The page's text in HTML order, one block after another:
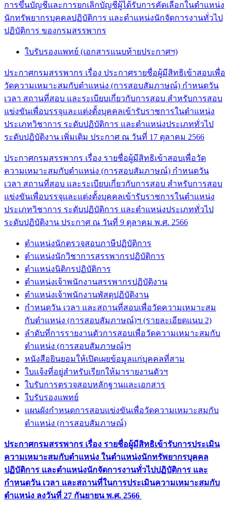
การขึ้นบัญชีและการยกเลิกบัญชีผู้ได้รับการคัดเลือกในตำแหน่ง
นักทรัพยากรบุคคลปฏิบัติการ และตำแหน่งนักจัดการงานทั่วไป
ปฏิบัติการ ของกรมสรรพากร
ใบรับรองแพทย์ (เอกสารแนบท้ายประกาศฯ)
ประกาศกรมสรรพากร เรื่อง ประกาศรายชื่อผู้มีสิทธิเข้าสอบเพื่อ
วัดความเหมาะสมกับตำแหน่ง (การสอบสัมภาษณ์) กำหนดวัน
เวลา สถานที่สอบ และระเบียบเกี่ยวกับการสอบ สำหรับการสอบ
แข่งขันเพื่อบรรจุและแต่งตั้งบุคคลเข้ารับราชการในตำแหน่ง
ประเภทวิชาการ ระดับปฏิบัติการ และตำแหน่งประเภททั่วไป
ระดับปฏิบัติงาน เพิ่มเติม ประกาศ ณ วันที่ 17 ตุลาคม 2566
ประกาศกรมสรรพากร เรื่อง รายชื่อผู้มีสิทธิเข้าสอบเพื่อวัด
ความเหมาะสมกับตำแหน่ง (การสอบสัมภาษณ์) กำหนดวัน
เวลา สถานที่สอบ และระเบียบเกี่ยวกับการสอบ สำหรับการสอบ
แข่งขันเพื่อบรรจุและแต่งตั้งบุคคลเข้ารับราชการในตำแหน่ง
ประเภทวิชาการ ระดับปฏิบัติการ และตำแหน่งประเภททั่วไป
ระดับปฏิบัติงาน ประกาศ ณ วันที่ 9 ตุลาคม พ.ศ. 2566
ตำแหน่งนักตรวจสอบภาษีปฏิบัติการ
ตำแหน่งนักวิชาการสรรพากรปฏิบัติการ
ตำแหน่งนิติกรปฏิบัติการ
ตำแหน่งเจ้าพนักงานสรรพากรปฏิบัติงาน
ตำแหน่งเจ้าพนักงานพัสดุปฏิบัติงาน
กำหนดวัน เวลา และสถานที่สอบเพื่อวัดความเหมาะสม
กับตำแหน่ง (การสอบสัมภาษณ์)ฯ (รายละเอียดแนบ 2)
ลำดับที่การรายงานตัวการสอบเพื่อวัดความเหมาะสมกับ
ตำแหน่ง (การสอบสัมภาษณ์)ฯ
หนังสือยินยอมให้เปิดเผยข้อมูลแก่บุคคลที่สาม
ใบแจ้งที่อยู่สำหรับเรียกให้มารายงานตัวฯ
ใบรับการตรวจสอบหลักฐานและเอกสาร
ใบรับรองแพทย์
แผนผังกำหนดการสอบแข่งขันเพื่อวัดความเหมาะสมกับ
ตำแหน่ง (การสอบสัมภาษณ์)
ประกาศกรมสรรพากร เรื่อง รายชื่อผู้มีสิทธิเข้ารับการประเมิน
ความเหมาะสมกับตำแหน่ง ในตำแหน่งนักทรัพยากรบุคคล
ปฏิบัติการ และตำแหน่งนักจัดการงานทั่วไปปฏิบัติการ และ
กำหนดวัน เวลา และสถานที่ในการประเมินความเหมาะสมกับ
ตำแหน่ง ลงวันที่ 27 กันยายน พ.ศ. 2566